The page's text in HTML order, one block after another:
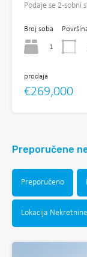
Podaje se 2-sobni
Broj soba
1
prodaja
€269,000
Preporučene
Preporučeno
Lokacija Nekretnine